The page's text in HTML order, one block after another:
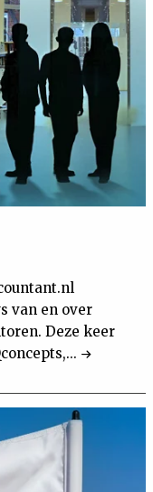
van en over
Deze keer